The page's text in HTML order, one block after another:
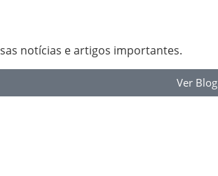
notícias e artigos importantes.
Ver Blog